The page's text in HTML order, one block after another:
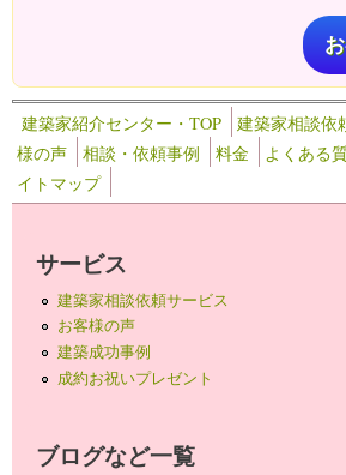
建築家紹介センター・TOP 建築家相談依
様の声
相談・依頼事例 料金 よくある
イトマップ
サービス
建築家相談依頼サービス
お客様の声
建築成功事例
成約お祝いプレゼント
ブログなど一覧